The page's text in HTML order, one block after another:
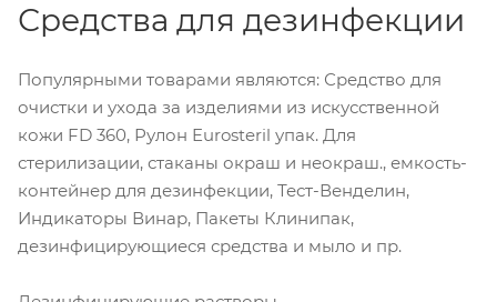
Средства для дезинфекции
Популярными товарами являются: Средство для
очистки и ухода за изделиями из искусственной
кожи FD 360, Рулон Eurosteril упак. Для
стерилизации, стаканы окраш и неокраш., емкость-
контейнер для дезинфекции, Тест-Венделин,
Индикаторы Винар, Пакеты Клинипак,
дезинфицирующиеся средства и мыло и пр.